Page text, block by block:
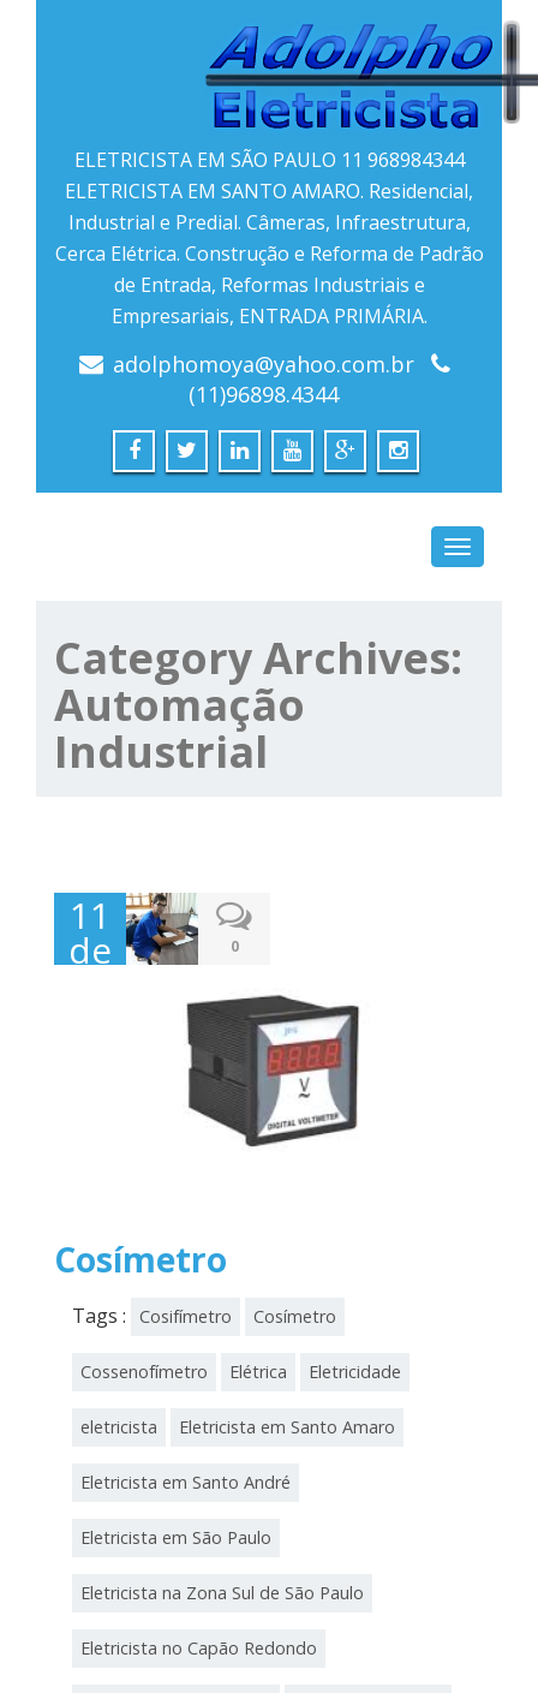
ELETRICISTA EM SÃO PAULO 11 968984344
ELETRICISTA EM SANTO AMARO. Residencial,
Industrial e Predial. Câmeras, Infraestrutura,
Cerca Elétrica. Construção e Reforma de Padrão
de Entrada, Reformas Industriais e
Empresariais, ENTRADA PRIMÁRIA.
adolphomoya@yahoo.com.br
(11)96898.4344
Toggle
navigation
Category Archives:
Automação
Industrial
11
de 0
Cosímetro
Tags : Cosifímetro Cosímetro
Cossenofímetro Elétrica Eletricidade
eletricista Eletricista em Santo Amaro
Eletricista em Santo André
Eletricista em São Paulo
Eletricista na Zona Sul de São Paulo
Eletricista no Capão Redondo